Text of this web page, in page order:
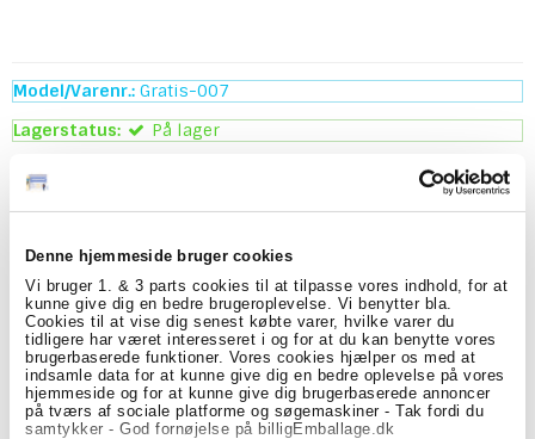
Denne hjemmeside bruger cookies
Vi bruger 1. & 3 parts cookies til at tilpasse vores indhold, for at
kunne give dig en bedre brugeroplevelse. Vi benytter bla.
Cookies til at vise dig senest købte varer, hvilke varer du
tidligere har været interesseret i og for at du kan benytte vores
brugerbaserede funktioner. Vores cookies hjælper os med at
indsamle data for at kunne give dig en bedre oplevelse på vores
hjemmeside og for at kunne give dig brugerbaserede annoncer
på tværs af sociale platforme og søgemaskiner - Tak fordi du
samtykker - God fornøjelse på billigEmballage.dk
Model/Varenr.: Gratis-007
Lagerstatus:
På lager
Køb
Beskrivelse
Hos biligEmballage er vi glade for at have dig som
kunde!
Vi har lavet et Adobe Illustrator skabelon, til vores logo
Tape.
Nu kan du sidde og lege med dit design, inden du
beslutter dig for at købe vores logotape hos os.